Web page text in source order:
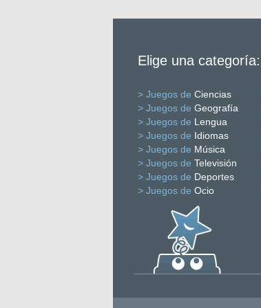
Elige una categoría:
> Juegos de Ciencias
> Juegos de Geografía
> Juegos de Lengua
> Juegos de Idiomas
> Juegos de Música
> Juegos de Televisión
> Juegos de Deportes
> Juegos de Ocio